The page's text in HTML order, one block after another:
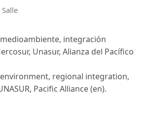
medioambiente, integración
Unasur, Alianza del Pacífico
environment, regional integration,
Pacific Alliance (en).